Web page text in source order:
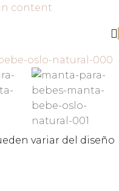
content
variar del diseño